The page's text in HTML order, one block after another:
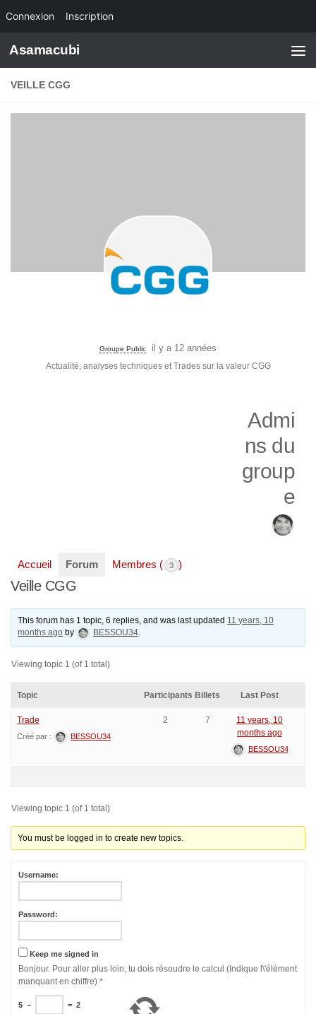
Connexion Inscription
Skip to content
Asamacubi
VEILLE CGG
Groupe Public il y a 12 années
Actualité, analyses techniques et Trades sur la valeur CGG
Admi
ns du
group
e
Accueil Forum Membres ( 3 )
Veille CGG
This forum has 1 topic, 6 replies, and was last updated 11 years, 10
months ago by BESSOU34.
Viewing topic 1 (of 1 total)
Topic Participants Billets Last Post
Trade
Créé par : BESSOU34
2 7
11 years, 10
months ago
BESSOU34
Viewing topic 1 (of 1 total)
You must be logged in to create new topics.
Username:
Password:
Keep me signed in
Bonjour. Pour aller plus loin, tu dois résoudre le calcul (Indique l\'élément
manquant en chiffre) *
5 − = 2